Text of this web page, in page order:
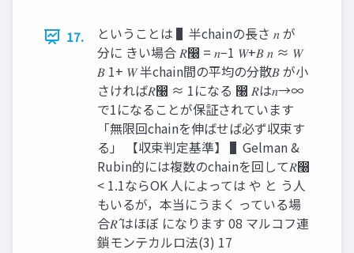
17.
ということは ▌半chainの長さ 𝑛 が
分に きい場合 𝑅෠ = 𝑛−1 𝑊+𝐵 𝑛 ≈ 𝑊
𝐵 1+ 𝑊 半chain間の平均の分散𝐵 が小
さければ𝑅෠ ≈ 1になる ෠ 𝑅は𝑛→∞
で1になることが保証されています
「無限回chainを伸ばせば必ず収束す
る」 【収束判定基準】 ▌Gelman &
Rubin的には複数のchainを回して𝑅෠
< 1.1ならOK 人によっては や と う人
もいるが，本当にうまく っている場
合𝑅 ̂はほぼ になります 08 マルコフ連
鎖モンテカルロ法(3) 17